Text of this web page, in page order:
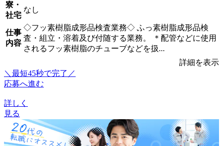
寮・
社宅
なし
仕事
内容
◇フッ素樹脂成形品検査業務◇ ふっ素樹脂成形品検
査・組立・溶着及び付随する業務。 ＊配管などに使用
されるフッ素樹脂のチューブなどを扱...
詳細を表示
＼最短45秒で完了／
応募へ進む
詳しく
見る